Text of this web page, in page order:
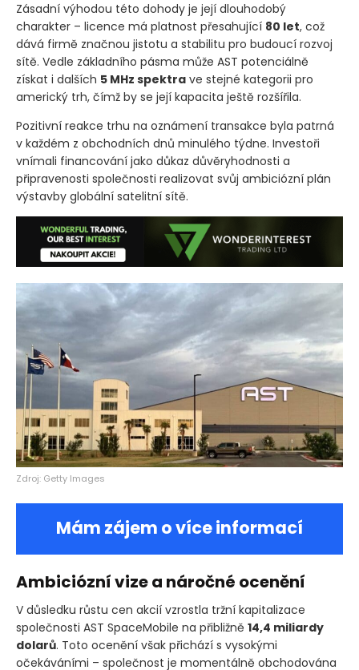
Zásadní výhodou této dohody je její dlouhodobý
charakter – licence má platnost přesahující 80 let, což
dává firmě značnou jistotu a stabilitu pro budoucí rozvoj
sítě. Vedle základního pásma může AST potenciálně
získat i dalších 5 MHz spektra ve stejné kategorii pro
americký trh, čímž by se její kapacita ještě rozšířila.
Pozitivní reakce trhu na oznámení transakce byla patrná
v každém z obchodních dnů minulého týdne. Investoři
vnímali financování jako důkaz důvěryhodnosti a
připravenosti společnosti realizovat svůj ambiciózní plán
výstavby globální satelitní sítě.
Zdroj: Getty Images
Mám zájem o více informací
Ambiciózní vize a náročné ocenění
V důsledku růstu cen akcií vzrostla tržní kapitalizace
společnosti AST SpaceMobile na přibližně 14,4 miliardy
dolarů. Toto ocenění však přichází s vysokými
očekáváními – společnost je momentálně obchodována